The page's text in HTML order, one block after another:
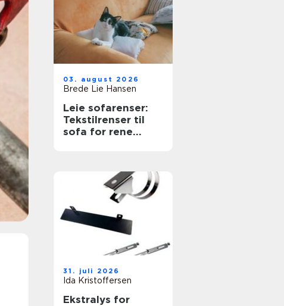
03. august 2026
Brede Lie Hansen
Leie sofarenser:
Tekstilrenser til
sofa for rene
31. juli 2026
Ida Kristoffersen
Ekstralys for